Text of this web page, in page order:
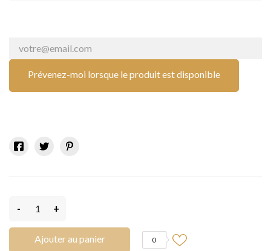
Prévenez-moi lorsque le produit est disponible
- +
Ajouter au panier 0